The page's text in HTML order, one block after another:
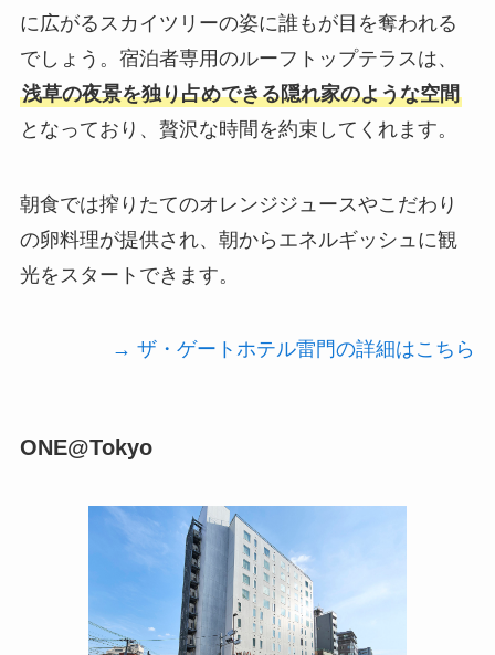
に広がるスカイツリーの姿に誰もが目を奪われる
でしょう。宿泊者専用のルーフトップテラスは、
浅草の夜景を独り占めできる隠れ家のような空間
となっており、贅沢な時間を約束してくれます。
朝食では搾りたてのオレンジジュースやこだわり
の卵料理が提供され、朝からエネルギッシュに観
光をスタートできます。
→ ザ・ゲートホテル雷門の詳細はこちら
ONE@Tokyo